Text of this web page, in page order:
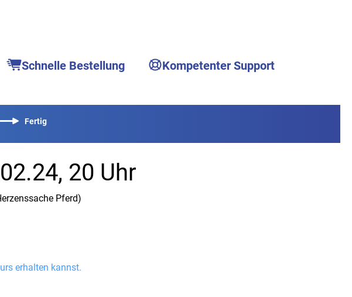
Schnelle Bestellung Kompetenter Support
Fertig
20 Uhr
Pferd)
erhalten kannst.